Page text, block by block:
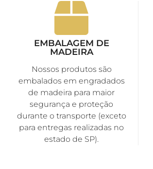
EMBALAGEM DE
MADEIRA
Nossos produtos são
embalados em engradados
de madeira para maior
segurança e proteção
durante o transporte (exceto
para entregas realizadas no
estado de SP).